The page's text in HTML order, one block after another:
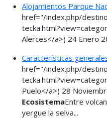
Alojamientos Parque
href="/index.php/
Alerces</a>) 24 Enero
Características
href="/index.php/
Puelo</a>) 28
EcosistemaEntre
yergue la selva...